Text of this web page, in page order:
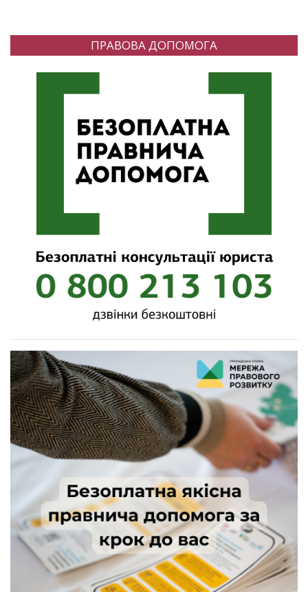
ПРАВОВА ДОПОМОГА